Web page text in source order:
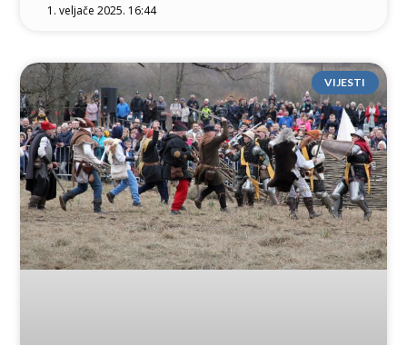
1. veljače 2025. 16:44
VIJESTI